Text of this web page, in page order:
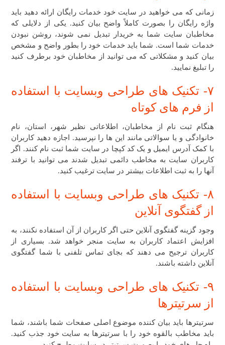
زمانی که می خواهید در سایت خود خدمات رایگان ارائه دهید باید
واژه رایگان را بصورت کاملاً واضح بیان کنید. یکی از دلایلی که
مخاطبان سایت شما به خریدار تبدیل نمی شوند، روشن نبودن
خدمات شما است. شما باید خدمات خود را بطور واضح و مشخص
بیان کنید و مشکلاتی که می توانید از مخاطبان خود برطرف کنید
را تبلیغ نمایید.
۷- تکنیک های طراحی وبسایت ​با استفاده
از فرم های کوتاه
هنگام ثبت نام از مخاطبان، اطلاعاتی نظیر شهر، استان، نام
خانوادگی و یا سوالاتی مانند این ها را نپرسید. اجازه دهید کاربران
با کمک آدرس ایمیل و یک کد کپچا در سایت شما ثبت نام کنند. اگر
کاربران سایت به مخاطب دائمی تبدیل شدند می توانید با ترفند
آنها را به ثبت اطلاعات بیشتر در سایت ترغیب کنید.
۸- تکنیک های طراحی وبسایت ​با استفاده
از گفتگوی آنلاین
وجود گزینه گفتگوی آنلاین حتی اگر کاربران از آن استفاده نکنند، به
افزایش اعتماد کاربران به سایت منجر خواهد شد. بسیاری از
کاربران ترجیح می دهند که بجای تماس تلفنی با شما گفتگوی
آنلاین داشته باشند.
۹- تکنیک های طراحی وبسایت ​با استفاده
از سرتیترها
سرتیترها باید بیان کننده موضوع اصلی صفحات شما باشند، شما
باید مخاطب بالقوه خود را با سرتیترها به سایت خود جذب کنید.